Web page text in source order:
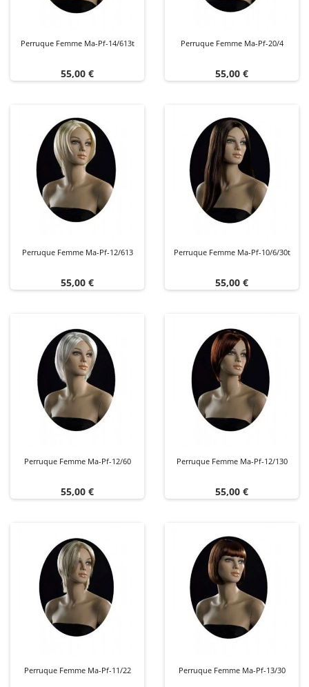
Perruque Femme Ma-Pf-14/613t
Prix
55,00 €
Perruque Femme Ma-Pf-20/4
Prix
55,00 €
Perruque Femme Ma-Pf-12/613
Prix
55,00 €
Perruque Femme Ma-Pf-10/6/30t
Prix
55,00 €
Perruque Femme Ma-Pf-12/60
Prix
55,00 €
Perruque Femme Ma-Pf-12/130
Prix
55,00 €
Perruque Femme Ma-Pf-11/22 Perruque Femme Ma-Pf-13/30